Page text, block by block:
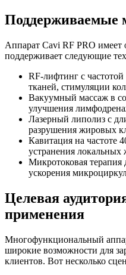
Поддерживаемые
Аппарат Cavi RF PRO имеет
поддерживает следующие
RF-лифтинг с
тканей, стимуляции
Вакуумный массаж в
улучшения
Лазерный липолиз с
разрушения жировых
Кавитация на частоте
устранения
Микротоковая
ускорения
Целевая
применения
Многофункциональный
широкие возможности для
клиентов. Вот несколько